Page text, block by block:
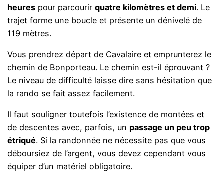
heures pour parcourirquatre kilomètres et demi. Le
trajet forme une boucle et présente un dénivelé de
119 mètres.
Vous prendrez départ de Cavalaire et emprunterez le
chemin de Bonporteau. Le chemin est-il éprouvant ?
Le niveau de difficulté laisse dire sans hésitation que
la rando se fait assez facilement.
Il faut souligner toutefois l’existence de montées et
de descentes avec, parfois, un passage un peu trop
étriqué. Si la randonnée ne nécessite pas que vous
déboursiez de l’argent, vous devez cependant vous
équiper d’un matériel obligatoire.